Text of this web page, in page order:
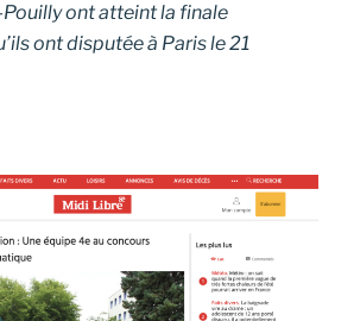
ont atteint la finale
ont disputée à Paris le 21